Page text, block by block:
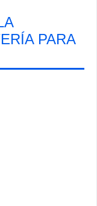
PARA